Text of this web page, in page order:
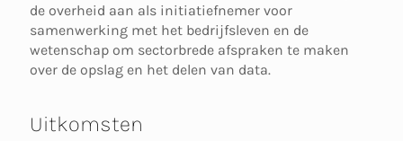
de overheid aan als initiatiefnemer voor
samenwerking met het bedrijfsleven en de
wetenschap om sectorbrede afspraken te maken
over de opslag en het delen van data.
Uitkomsten